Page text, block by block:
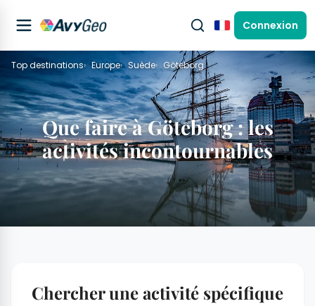
FrançaisConnexion
Top destinations Europe Suède Göteborg
Que faire à Göteborg : les
activités incontournables
Chercher une activité spécifique